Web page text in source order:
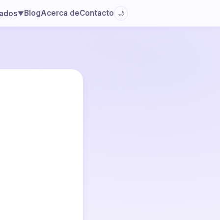
▼BlogAcerca deContacto 🌙